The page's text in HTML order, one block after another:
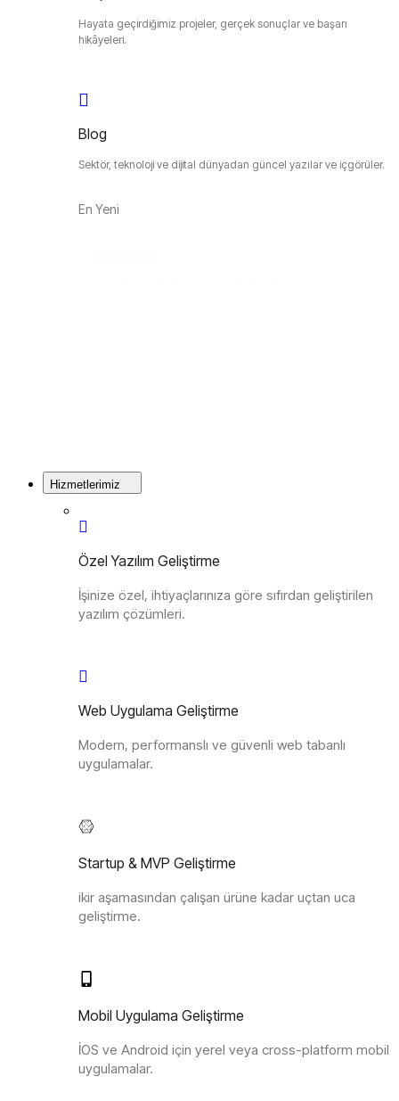
Hayata geçirdiğimiz projeler, gerçek sonuçlar ve başarı
hikâyeleri.
Blog
Sektör, teknoloji ve dijital dünyadan güncel yazılar ve içgörüler.
En Yeni
Hizmetlerimiz
Özel Yazılım Geliştirme
İşinize özel, ihtiyaçlarınıza göre sıfırdan geliştirilen
yazılım çözümleri.
Web Uygulama Geliştirme
Modern, performanslı ve güvenli web tabanlı
uygulamalar.
Startup & MVP Geliştirme
ikir aşamasından çalışan ürüne kadar uçtan uca
geliştirme.
Mobil Uygulama Geliştirme
İOS ve Android için yerel veya cross-platform mobil
uygulamalar.